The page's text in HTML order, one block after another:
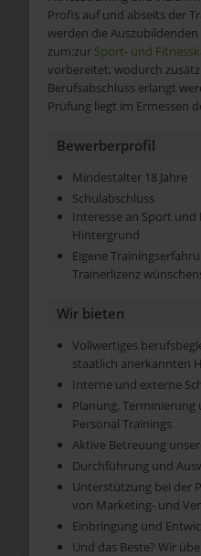
Profis auf und abseits der
werden die
zum:zur Sport- und
vorbereitet, wodurch
Berufsabschluss erlangt
Prüfung liegt im Ermessen
Bewerberprofil
Mindestalter 18 Jahre
Schulabschluss
Interesse an Sport
Hintergrund
Eigene
Trainerlizenz
Wir bieten
Vollwertiges
staatlich anerkannten
Interne und externe
Planung,
Personal Trainings
Aktive Betreuung
Durchführung und
Unterstützung bei der
von Marketing- und
Einbringung und
Und das Beste? Wir